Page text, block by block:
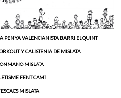
PENYA VALENCIANISTA BARRI EL QUINT
Y CALISTENIA DE MISLATA
MISLATA
FENT CAMÍ
MISLATA